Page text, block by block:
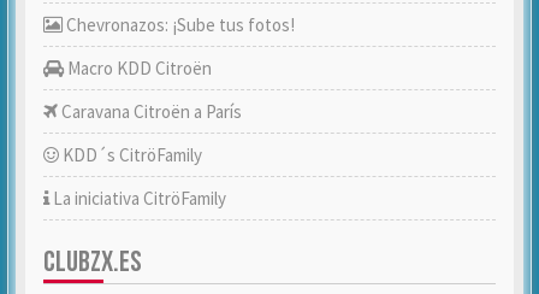
Chevronazos: ¡Sube tus fotos!
Macro KDD Citroën
Caravana Citroën a París
KDD´s CitröFamily
La iniciativa CitröFamily
CLUBZX.ES